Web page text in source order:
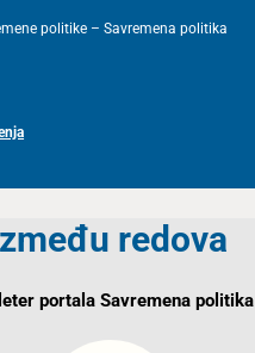
politike – Savremena politika
redova
portala Savremena politika